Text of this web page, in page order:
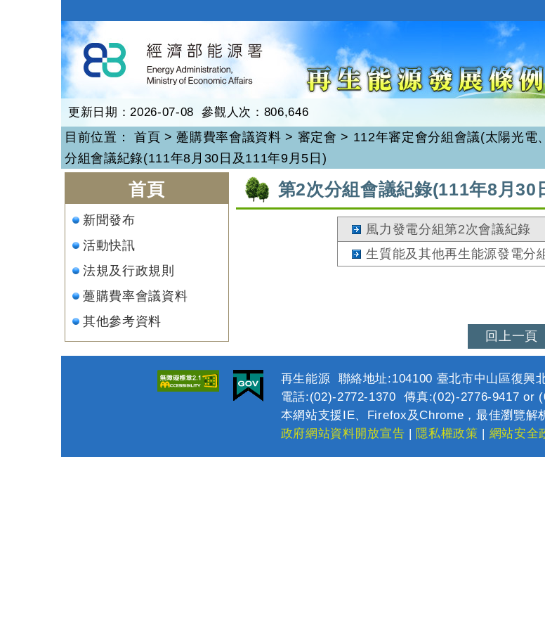
到
主
要
內
容
再生能源
更新日期：2026-07-08 參觀人次：806,646
目前位置： 首頁 > 躉購費率會議資料 > 審定會 > 112年審定會分組會議(太陽光電
分組會議紀錄(111年8月30日及111年9月5日)
首頁
新聞發布
活動快訊
法規及行政規則
躉購費率會議資料
其他參考資料
第2次分組會議紀錄(111年8月30
風力發電分組第2次會議紀錄
生質能及其他再生能源發電分
回上一頁
再生能源 聯絡地址:104100 臺北市中山區復興
電話:(02)-2772-1370 傳真:(02)-2776-9417 or
本網站支援IE、Firefox及Chrome，最佳瀏覽解
政府網站資料開放宣告 | 隱私權政策 | 網站安全